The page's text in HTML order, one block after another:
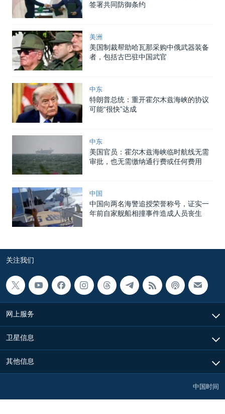
签署共同防御条约
美洲
美国制裁帮助哈瓦那采购中俄武器装备
者，包括古巴驻中国武官
中东
特朗普总统：重开霍尔木兹海峡的协议
可能“很快”达成
中东
美国官员：霍尔木兹海峡临时航线无需
审批，也无需缴纳通行费或任何费用
中国
中国向两名海警追授荣誉称号，证实一
年前自家舰船相撞事件造成人员丧生
关注我们
网上服务
卫星信息
其他信息
中国时间